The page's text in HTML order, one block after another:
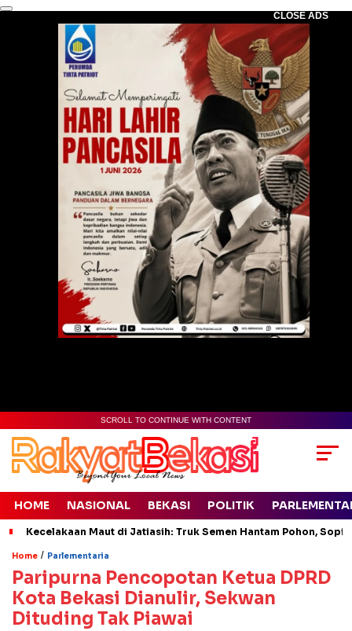
CLOSE ADS
SCROLL TO CONTINUE WITH CONTENT
HOME NASIONAL BEKASI POLITIK
Kecelakaan Maut di Jatiasih: Truk Semen Hantam Pohon,
Home / Parlementaria
Paripurna Pencopotan Ketua DPRD
Kota Bekasi Dianulir, Sekwan
Dituding Tak Piawai